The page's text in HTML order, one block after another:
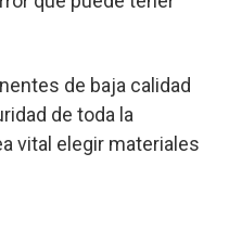
de baja calidad
de toda la
vital elegir materiales